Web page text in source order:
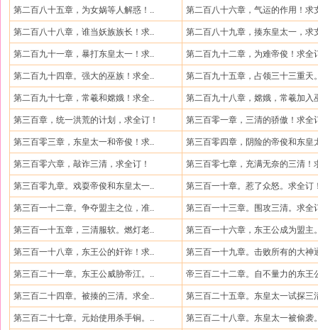
第二百八十五章，为女娲等人解惑！.. 第二百八十六章，气运的作用！求
第二百八十八章，谁当妖族族长！求.. 第二百八十九章，揍东皇太一，求
第二百九十一章，暴打东皇太一！求.. 第二百九十二章，为难帝俊！求全
第二百九十四章。强大的巫族！求全.. 第二百九十五章，占领三十三重天
第二百九十七章，常羲和嫦娥！求全.. 第二百九十八章，嫦娥，常羲加入
第三百章，统一洪荒的计划，求全订！ 第三百零一章，三清的骄傲！求全
第三百零三章，东皇太一和帝俊！求.. 第三百零四章，阴险的帝俊和东皇
第三百零六章，敲诈三清，求全订！ 第三百零七章，充满无奈的三清！
第三百零九章。戏耍帝俊和东皇太一.. 第三百一十章。惹了众怒。求全订
第三百一十二章。争夺盟主之位，准.. 第三百一十三章。围攻三清。求全
第三百一十五章，三清服软。燃灯老.. 第三百一十六章，东王公成为盟主
第三百一十八章，东王公的奸诈！求.. 第三百一十九章。击败所有的大神
第三百二十一章。东王公威胁帝江。.. 帝三百二十二章。自不量力的东王
第三百二十四章。被揍的三清。求全.. 第三百二十五章。东皇太一试探三
第三百二十七章。元始使用杀手锏。.. 第三百二十八章。东皇太一被偷袭